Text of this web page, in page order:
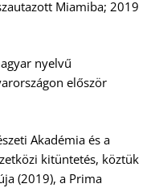
Miamiba; 2019
nyelvű
először
Akadémia és a
kitüntetés, köztük
(2019), a Prima